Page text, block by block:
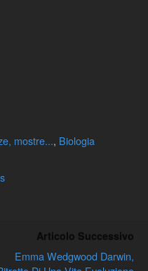
mostre..., Biologia
Articolo Successivo
Emma Wedgwood Darwin,